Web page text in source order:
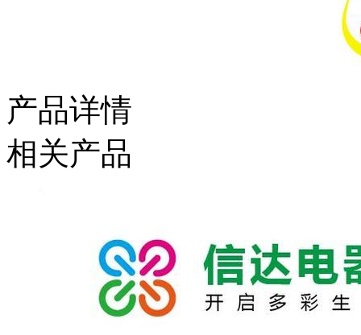
产品详情
相关产品